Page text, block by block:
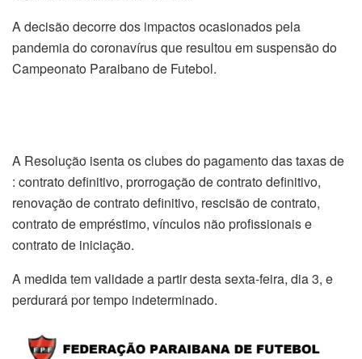
A decisão decorre dos impactos ocasionados pela
pandemia do coronavírus que resultou em suspensão do
Campeonato Paraibano de Futebol.
A Resolução isenta os clubes do pagamento das taxas de
: contrato definitivo, prorrogação de contrato definitivo,
renovação de contrato definitivo, rescisão de contrato,
contrato de empréstimo, vínculos não profissionais e
contrato de iniciação.
A medida tem validade a partir desta sexta-feira, dia 3, e
perdurará por tempo indeterminado.